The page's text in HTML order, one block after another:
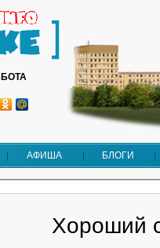
АФИША БЛОГИ
Хороший